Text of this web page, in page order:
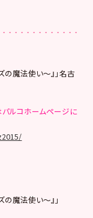
の魔法使い～』」名古
ルコホームページに
の魔法使い～』」